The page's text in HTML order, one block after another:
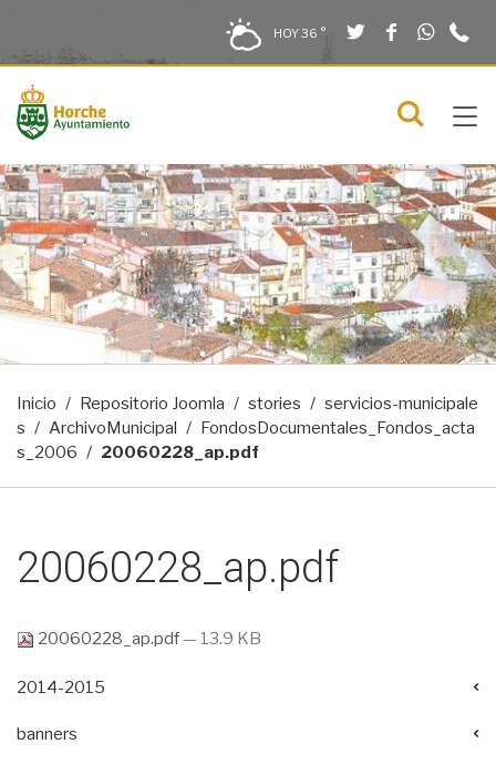
HOY36 ° TwitterFacebook
menú
Inicio Repositorio Joomla stories
servicios-municipale
s
ArchivoMunicipal
FondosDocumentales_Fondos_acta
s_2006
20060228_ap.pdf
20060228_ap.pdf
20060228_ap.pdf— 13.9 KB
2014-2015
banners